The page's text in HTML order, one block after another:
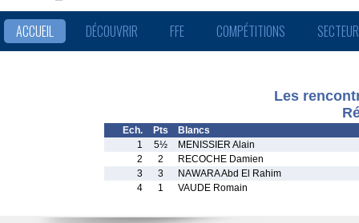
ACCUEIL DÉCOUVRIR FFE COMPÉTITIONS
Les
Ech. Pts
Blancs
1
5½
MENISSIER Alain
2
2
RECOCHE Damien
3
3
NAWARA Abd El Rahim
4
1 VAUDE Romain